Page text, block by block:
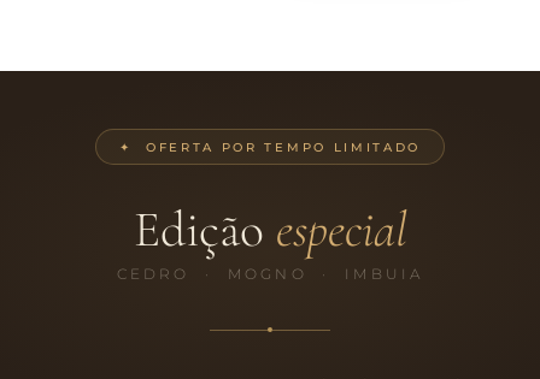
✦ OFERTA POR TEMPO LIMITADO
Edição especial
CEDRO · MOGNO · IMBUIA